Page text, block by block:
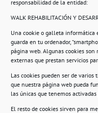
responsabilidad de la entidad:
WALK REHABILITACIÓN Y
Una cookie o galleta informática
guarda en tu ordenador,
página web. Algunas cookies
externas que prestan servicios
Las cookies pueden ser de varios
que nuestra página web pueda
las únicas que tenemos activadas
El resto de cookies sirven para
Información
Compromiso con